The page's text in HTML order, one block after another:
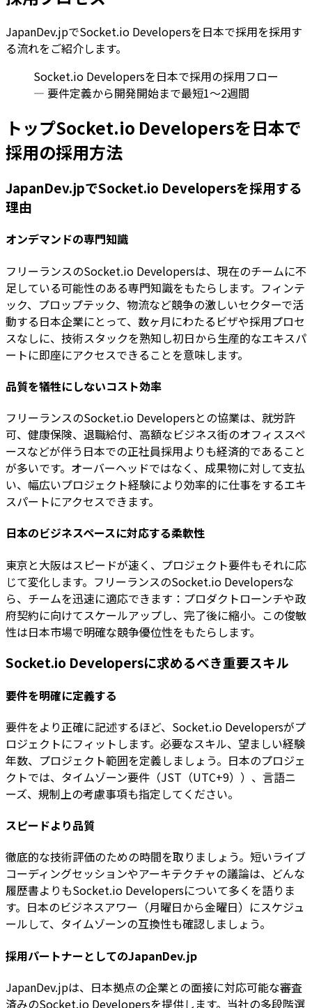
JapanDev.jpでSocket.io Developersを日本で採用を採用す
る流れをご紹介します。
Socket.io Developersを日本で採用の採用フロー
— 要件定義から開発開始まで最短1〜2週間
トップSocket.io Developersを日本で
採用の採用方法
JapanDev.jpでSocket.io Developersを採用する
理由
オンデマンドの専門知識
フリーランスのSocket.io Developersは、現在のチームに不
足している可能性のある専門知識をもたらします。フィンテ
ック、プロップテック、物流など競争の激しいセクターで活
動する日本企業にとって、数ヶ月にわたるビザや採用プロセ
スなしに、技術スタックを熟知し初日から生産的なエキスパ
ートに即座にアクセスできることを意味します。
品質を犠牲にしないコスト効率
フリーランスのSocket.io Developersとの協業は、就労許
可、健康保険、退職給付、高額なビジネス街のオフィススペ
ースなどが伴う日本での正社員採用よりも経済的であること
が多いです。オーバーヘッドではなく、成果物に対して支払
い、幅広いプロジェクト経験により効率的に仕事をするエキ
スパートにアクセスできます。
日本のビジネスペースに対応する柔軟性
東京と大阪はスピードが速く、プロジェクト要件もそれに応
じて変化します。フリーランスのSocket.io Developersな
ら、チームを迅速に適応できます：プロダクトローンチや政
府契約に向けてスケールアップし、完了後に縮小。この俊敏
性は日本市場で明確な競争優位性をもたらします。
Socket.io Developersに求めるべき重要スキル
要件を明確に定義する
要件をより正確に記述するほど、Socket.io Developersがプ
ロジェクトにフィットします。必要なスキル、望ましい経験
年数、プロジェクト範囲を定義しましょう。日本のプロジェ
クトでは、タイムゾーン要件（JST（UTC+9））、言語ニ
ーズ、規制上の考慮事項も指定してください。
スピードより品質
徹底的な技術評価のための時間を取りましょう。短いライブ
コーディングセッションやアーキテクチャの議論は、どんな
履歴書よりもSocket.io Developersについて多くを語りま
す。日本のビジネスアワー（月曜日から金曜日）にスケジュ
ールして、タイムゾーンの互換性も確認しましょう。
採用パートナーとしてのJapanDev.jp
JapanDev.jpは、日本拠点の企業との面接に対応可能な審査
済みのSocket.io Developersを提供します。当社の多段階選